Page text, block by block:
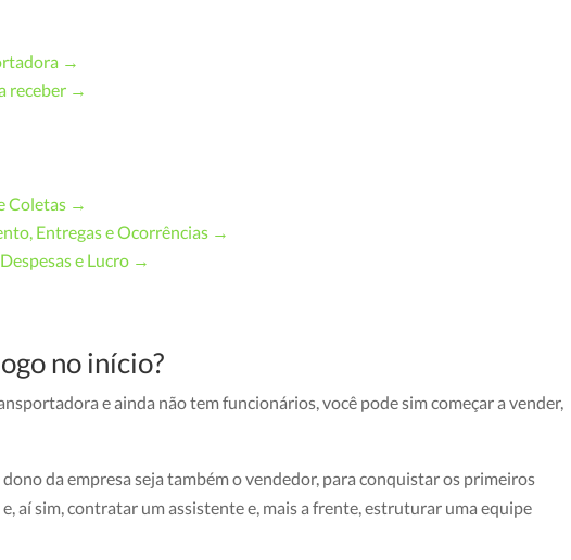
→
receber →
Coletas →
Entregas e Ocorrências →
e Lucro →
no início?
e ainda não tem funcionários, você pode sim começar a vender,
da empresa seja também o vendedor, para conquistar os primeiros
aí sim, contratar um assistente e, mais a frente, estruturar uma equipe